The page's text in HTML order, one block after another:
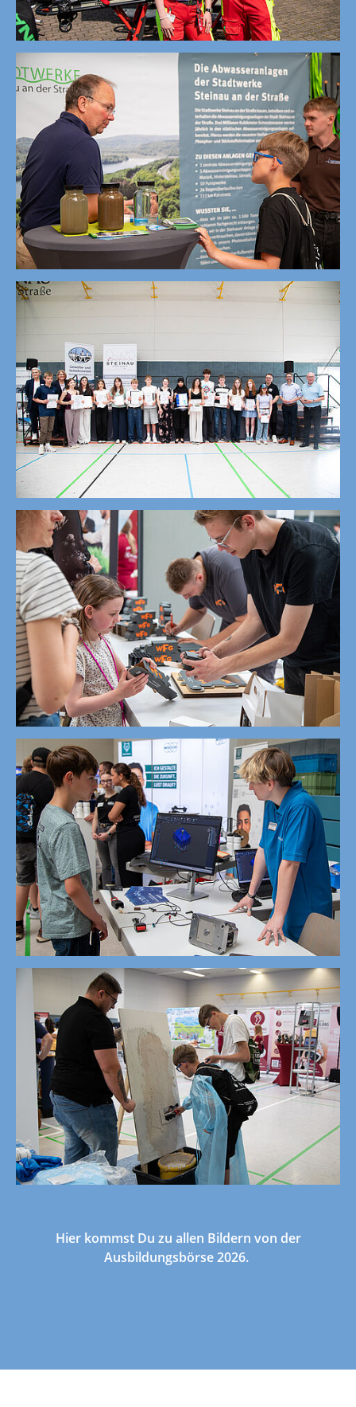
Hier kommst Du zu allen Bildern von der
Ausbildungsbörse 2026.